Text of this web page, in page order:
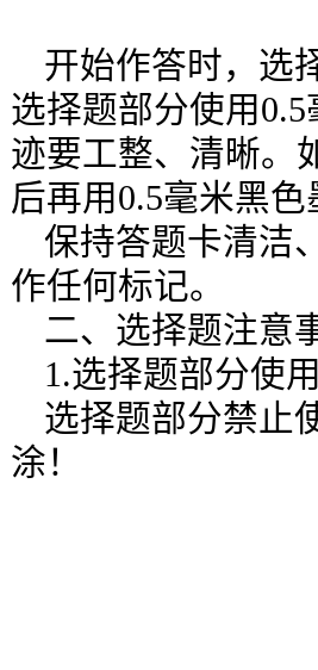
开始作答时，选
选择题部分使用
迹要工整、清晰。
后再用0.5毫米黑
保持答题卡清洁
作任何标记。
二、选择题注意
1.选择题部分使
选择题部分禁止
涂！